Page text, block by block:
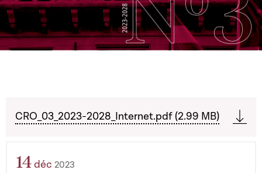
CRO_03_2023-2028_Internet.pdf (2.99 MB)
14déc 2023